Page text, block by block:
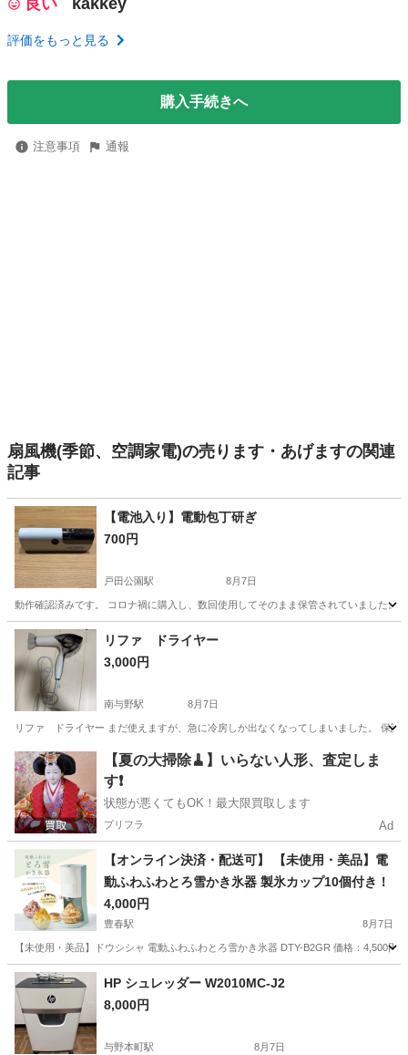
良い kakkey
評価をもっと見る
購入手続きへ
注意事項 通報
扇風機(季節、空調家電)の売ります・あげますの関連
記事
【電池入り】電動包丁研ぎ
700円
戸田公園駅 8月7日
動作確認済みです。 コロナ禍に購入し、数回使用してそのまま保管されていました。
埼玉 戸田市 戸田公園駅 生活家電
リファ ドライヤー
3,000円
南与野駅 8月7日
リファ ドライヤー まだ使えますが、急に冷房しか出なくなってしまいました。 保証
埼玉 さいたま市 南与野駅 美容家電 リファ
【夏の大掃除🧹】いらない人形、査定しま
す❗️
状態が悪くてもOK！最大限買取します
プリフラ Ad
【オンライン決済・配送可】 【未使用・美品】電
動ふわふわとろ雪かき氷器 製氷カップ10個付き！
4,000円
豊春駅 8月7日
【未使用・美品】ドウシシャ 電動ふわふわとろ雪かき氷器 DTY-B2GR 価格：4,500
埼玉 春日部市 キッチン家電
HP シュレッダー W2010MC-J2
8,000円
与野本町駅 8月7日